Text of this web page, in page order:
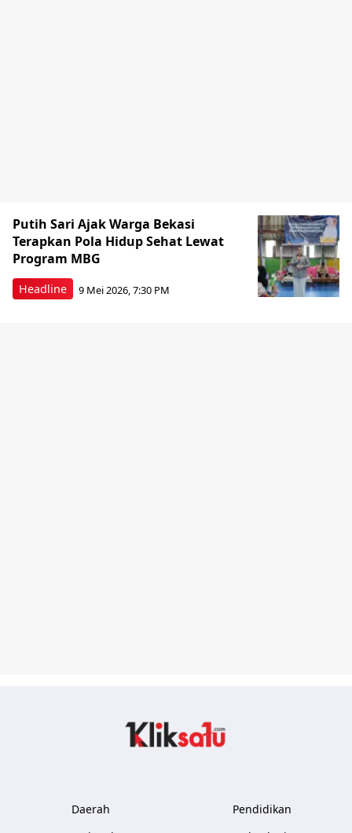
Headline
Putih Sari Ajak Warga Bekasi
Terapkan Pola Hidup Sehat Lewat
Program MBG
9 Mei 2026, 7:30 PM
Daerah
Pendidikan